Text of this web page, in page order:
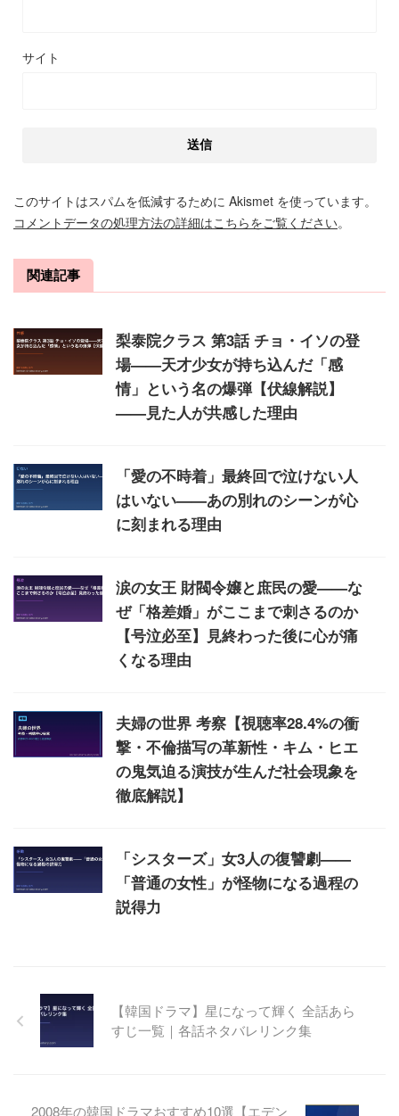
サイト
このサイトはスパムを低減するために Akismet を使っています。
コメントデータの処理方法の詳細はこちらをご覧ください。
関連記事
梨泰院クラス 第3話 チョ・イソの登
場——天才少女が持ち込んだ「感
情」という名の爆弾【伏線解説】
——見た人が共感した理由
「愛の不時着」最終回で泣けない人
はいない——あの別れのシーンが心
に刻まれる理由
涙の女王 財閥令嬢と庶民の愛——な
ぜ「格差婚」がここまで刺さるのか
【号泣必至】見終わった後に心が痛
くなる理由
夫婦の世界 考察【視聴率28.4%の衝
撃・不倫描写の革新性・キム・ヒエ
の鬼気迫る演技が生んだ社会現象を
徹底解説】
「シスターズ」女3人の復讐劇——
「普通の女性」が怪物になる過程の
説得力
【韓国ドラマ】星になって輝く 全話あら
すじ一覧｜各話ネタバレリンク集
2008年の韓国ドラマおすすめ10選【エデン